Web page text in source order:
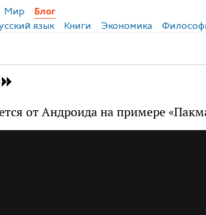
Мир Блог
язык Книги Экономика
от Андроида на примере